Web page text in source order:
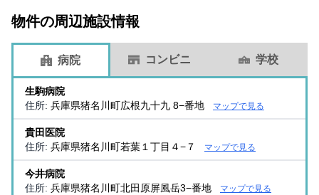
物件の周辺施設情報
病院 コンビニ 学校
生駒病院
住所: 兵庫県猪名川町広根九十九 8−番地 マップで見る
貴田医院
住所: 兵庫県猪名川町若葉１丁目４−７ マップで見る
今井病院
住所: 兵庫県猪名川町北田原屏風岳3−番地 マップで見る